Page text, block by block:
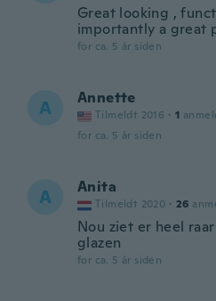
Great looking ,
importantly a great
for ca. 5 år siden
A Annette
Tilmeldt 2016 · 1
for ca. 5 år siden
A Anita
Tilmeldt 2020 · 26
Nou ziet er heel
glazen
for ca. 5 år siden